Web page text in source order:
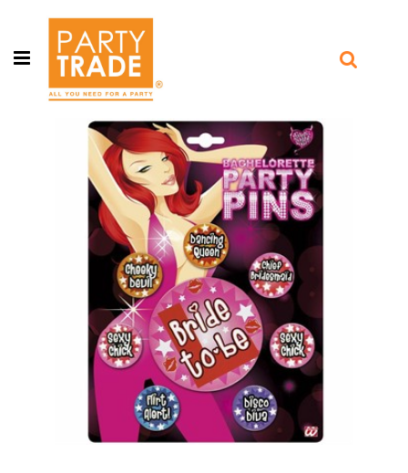
Open menu